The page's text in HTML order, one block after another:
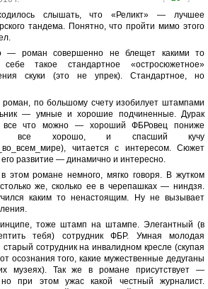
слышать, что «Реликт» — лучшее
тандема. Понятно, что пройти мимо этого
— роман совершенно не блещет какими то
такое стандартное «остросюжетное»
скуки (это не упрек). Стандартное, но
роман, по большому счету изобилует штампами
— умные и хорошие подчиненные. Дурак
все что можно — хороший ФБРовец пониже
все хорошо, и спасший кучу
читается с интересом. Сюжет
развитие — динамично и интересно.
этом романе немного, мягко говоря. В жутком
же, сколько ее в черепашках — ниндзя.
каким то ненастоящим. Ну не вызывает
тоже штамп на штампе. Элегантный (в
тебя) сотрудник ФБР. Умная молодая
сотрудник на инвалидном кресле (скупая
осознания того, какие мужественные дедуганы
музеях). Так же в романе присутствует —
при этом ужас какой честный журналист.